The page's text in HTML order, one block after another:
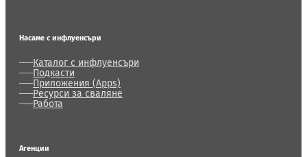
Насаме с инфлуенсъри
Каталог с инфлуенсъри
Подкасти
Приложения (Apps)
Ресурси за сваляне
Работа
Агенции